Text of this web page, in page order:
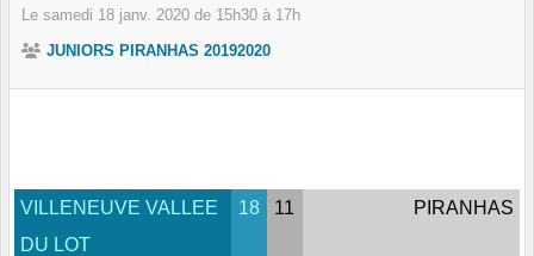
Le samedi 18 janv. 2020 de 15h30 à 17h
JUNIORS PIRANHAS 20192020
VILLENEUVE VALLEE
DU LOT
18 11 PIRANHAS